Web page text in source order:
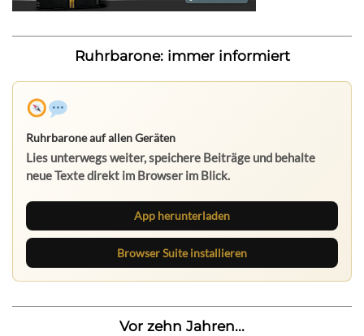
Ruhrbarone: immer informiert
Ruhrbarone auf allen Geräten
Lies unterwegs weiter, speichere Beiträge und behalte
neue Texte direkt im Browser im Blick.
App herunterladen
Browser Suite installieren
Vor zehn Jahren...